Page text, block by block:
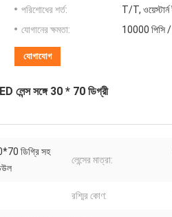
পরিশোধের শর্ত:
T/T,
যোগানের ক্ষমতা:
10000 পিসি
যোগাযোগ
লেন্স সঙ্গে 30 * 70 ডিগ্রী
ডিগ্রি সহ
লেন্সের মাত্রা:
রশ্মির কোণ: